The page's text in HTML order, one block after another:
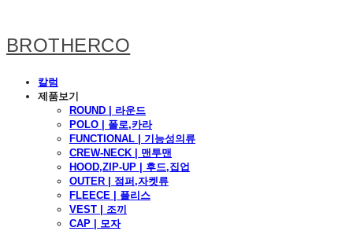
BROTHERCO
칼럼
제품보기
ROUND | 라운드
POLO | 폴로,카라
FUNCTIONAL | 기능성의류
CREW-NECK | 맨투맨
HOOD,ZIP-UP | 후드,집업
OUTER | 점퍼,자켓류
FLEECE | 플리스
VEST | 조끼
CAP | 모자